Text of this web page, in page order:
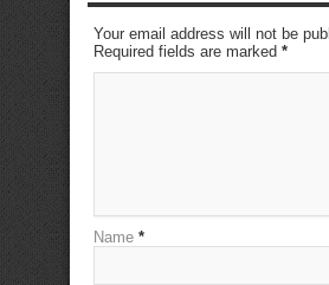
Your email address will not be
Required fields are marked *
Name *